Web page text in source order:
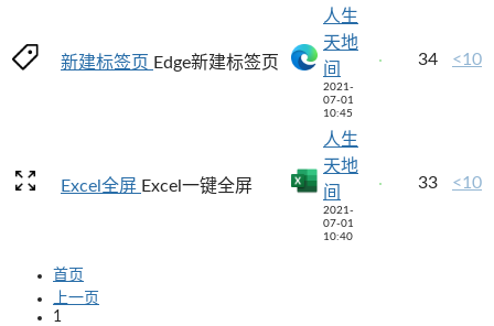
新建标签页 Edge新建标签页
人生
天地
间
2021-
07-01
10:45
34 <10
Excel全屏 Excel一键全屏
人生
天地
间
2021-
07-01
10:40
33 <10
首页
上一页
1